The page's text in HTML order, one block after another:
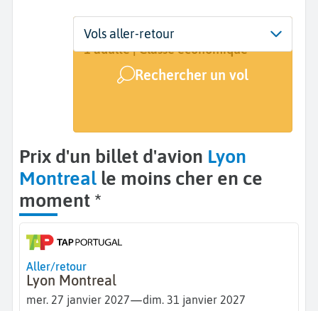
Départ
Lyon (LYS)
Dates
27 janv. - 31 janv.
Voyageurs | Classe
1 adulte | Classe économique
Rechercher un vol
Vols aller-retour
Prix d'un billet d'avion Lyon
Montreal le moins cher en ce
moment *
Aller/retour
Lyon Montreal
mer. 27 janvier 2027—dim. 31 janvier 2027